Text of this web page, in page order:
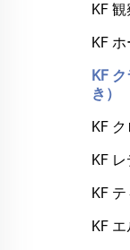
KF
KF
KF
き）
KF ク
KF
KF
KF